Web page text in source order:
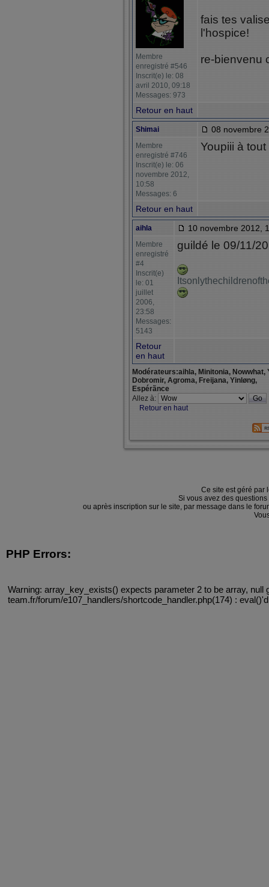
Membre
enregistré #546
Inscrit(e) le: 08
avril 2010, 09:18
Messages: 973
fais tes
l'hospice!
re-bienvenu
Retour en haut
Shimai 08 novembre
Membre
enregistré #746
Inscrit(e) le: 06
novembre 2012,
10:58
Messages: 6
Youpiii à
Retour en haut
aihla 10 novembre 2012,
Membre
enregistré
#4
Inscrit(e)
le: 01
juillet
2006,
23:58
Messages:
5143
guildé le 09/11/
Retour
en haut
Modérateurs:aihla, Minitonia, Nowwhat,
Dobromir, Agroma, Freijana, Yinløng,
Espérãnce
Allez à:
Retour en haut
Ce site est géré par
Si vous avez des
ou après inscription sur le site, par message dans le
PHP Errors:
Warning: array_key_exists() expects parameter 2 to be array, null
team.fr/forum/e107_handlers/shortcode_handler.php(174) :